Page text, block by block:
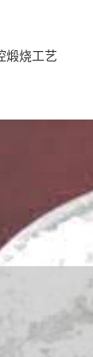
煅烧工艺